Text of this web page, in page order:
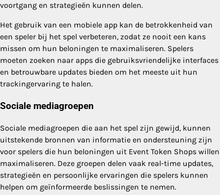
voortgang en strategieën kunnen delen.
Het gebruik van een mobiele app kan de betrokkenheid van
een speler bij het spel verbeteren, zodat ze nooit een kans
missen om hun beloningen te maximaliseren. Spelers
moeten zoeken naar apps die gebruiksvriendelijke interfaces
en betrouwbare updates bieden om het meeste uit hun
trackingervaring te halen.
Sociale mediagroepen
Sociale mediagroepen die aan het spel zijn gewijd, kunnen
uitstekende bronnen van informatie en ondersteuning zijn
voor spelers die hun beloningen uit Event Token Shops willen
maximaliseren. Deze groepen delen vaak real-time updates,
strategieën en persoonlijke ervaringen die spelers kunnen
helpen om geïnformeerde beslissingen te nemen.